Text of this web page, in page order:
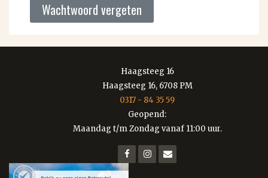
Wachtwoord vergeten
Haagsteeg 16
Haagsteeg 16, 6708 PM
0317 - 84 35 59
Geopend:
Maandag t/m Zondag vanaf 11:00 uur.